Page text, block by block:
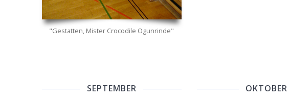
"Gestatten, Mister Crocodile Ogunrinde"
SEPTEMBER OKTOBER